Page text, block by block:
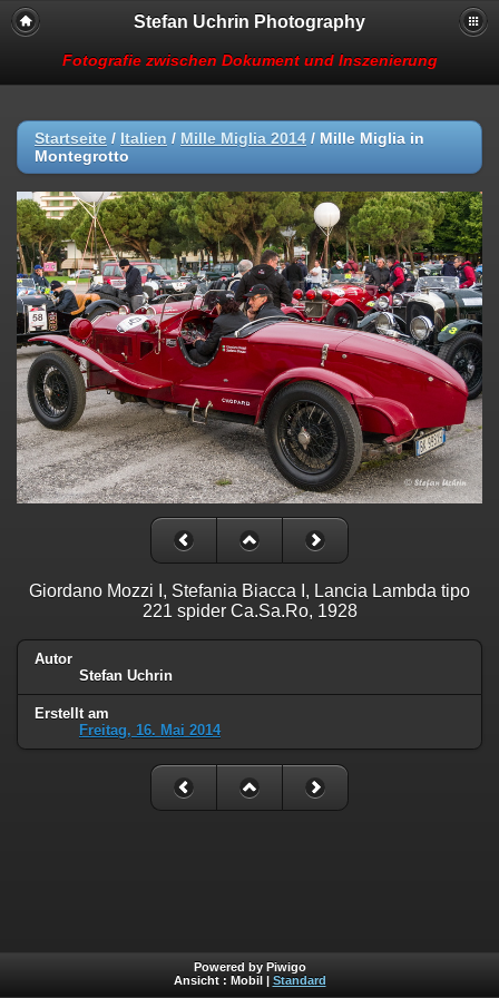
Stefan Uchrin Photography
Fotografie zwischen Dokument und Inszenierung
Startseite / Italien / Mille Miglia 2014 / Mille Miglia in
Montegrotto
Giordano Mozzi I, Stefania Biacca I, Lancia Lambda tipo
221 spider Ca.Sa.Ro, 1928
Autor
Stefan Uchrin
Erstellt am
Freitag, 16. Mai 2014
Powered by Piwigo
Ansicht : Mobil Standard